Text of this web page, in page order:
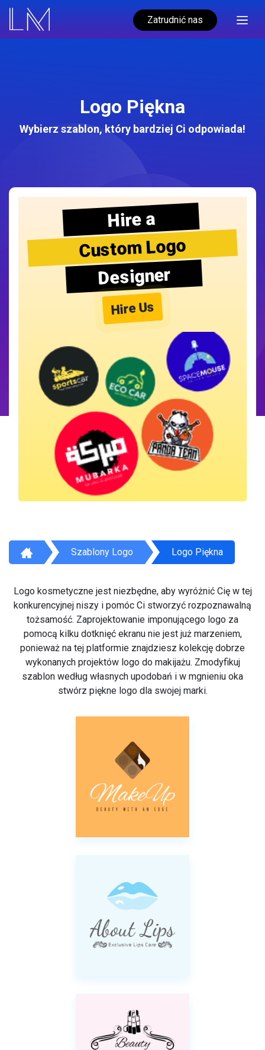
Zatrudnić nas
Logo Piękna
Wybierz szablon, który bardziej Ci odpowiada!
Hire a
Custom Logo
Designer
Hire Us
Szablony Logo Logo Piękna
Logo kosmetyczne jest niezbędne, aby wyróżnić Cię w tej
konkurencyjnej niszy i pomóc Ci stworzyć rozpoznawalną
tożsamość. Zaprojektowanie imponującego logo za
pomocą kilku dotknięć ekranu nie jest już marzeniem,
ponieważ na tej platformie znajdziesz kolekcję dobrze
wykonanych projektów logo do makijażu. Zmodyfikuj
szablon według własnych upodobań i w mgnieniu oka
stwórz piękne logo dla swojej marki.